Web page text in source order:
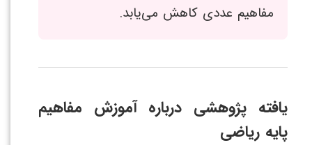
مفاهیم عددی کاهش می‌یابد.
یافته پژوهشی درباره آموزش مفاهیم
پایه ریاضی